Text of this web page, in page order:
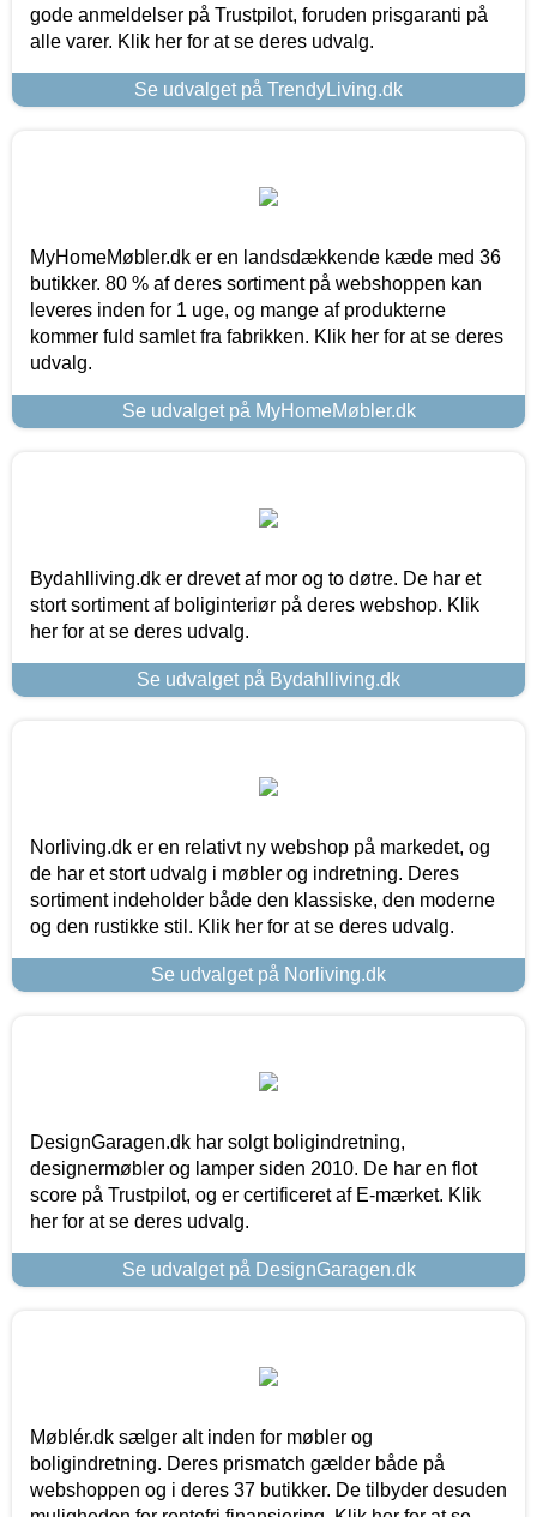
gode anmeldelser på Trustpilot, foruden prisgaranti på
alle varer. Klik her for at se deres udvalg.
Se udvalget på TrendyLiving.dk
MyHomeMøbler.dk er en landsdækkende kæde med 36
butikker. 80 % af deres sortiment på webshoppen kan
leveres inden for 1 uge, og mange af produkterne
kommer fuld samlet fra fabrikken. Klik her for at se deres
udvalg.
Se udvalget på MyHomeMøbler.dk
Bydahlliving.dk er drevet af mor og to døtre. De har et
stort sortiment af boliginteriør på deres webshop. Klik
her for at se deres udvalg.
Se udvalget på Bydahlliving.dk
Norliving.dk er en relativt ny webshop på markedet, og
de har et stort udvalg i møbler og indretning. Deres
sortiment indeholder både den klassiske, den moderne
og den rustikke stil. Klik her for at se deres udvalg.
Se udvalget på Norliving.dk
DesignGaragen.dk har solgt boligindretning,
designermøbler og lamper siden 2010. De har en flot
score på Trustpilot, og er certificeret af E-mærket. Klik
her for at se deres udvalg.
Se udvalget på DesignGaragen.dk
Møblér.dk sælger alt inden for møbler og
boligindretning. Deres prismatch gælder både på
webshoppen og i deres 37 butikker. De tilbyder desuden